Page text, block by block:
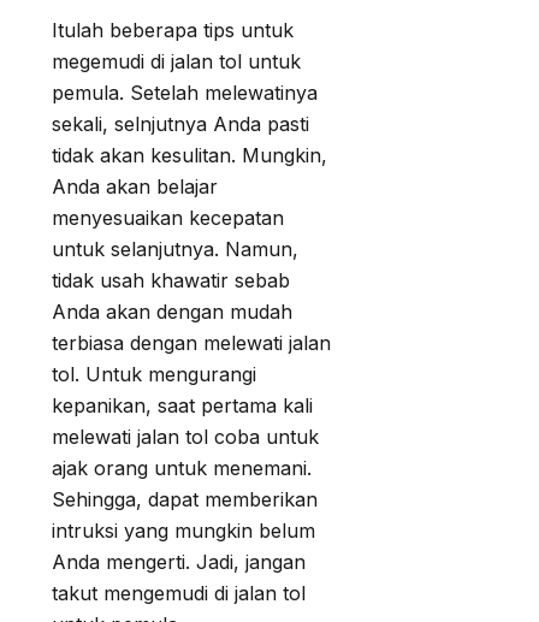
Itulah beberapa tips untuk
megemudi di jalan tol untuk
pemula. Setelah melewatinya
sekali, selnjutnya Anda pasti
tidak akan kesulitan. Mungkin,
Anda akan belajar
menyesuaikan kecepatan
untuk selanjutnya. Namun,
tidak usah khawatir sebab
Anda akan dengan mudah
terbiasa dengan melewati jalan
tol. Untuk mengurangi
kepanikan, saat pertama kali
melewati jalan tol coba untuk
ajak orang untuk menemani.
Sehingga, dapat memberikan
intruksi yang mungkin belum
Anda mengerti. Jadi, jangan
takut mengemudi di jalan tol